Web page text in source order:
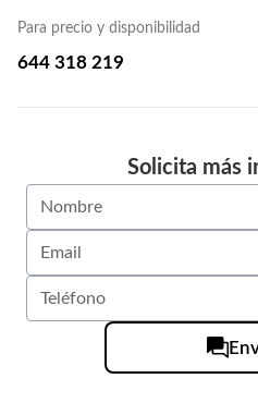
Para precio y disponibilidad
644 318 219
Solicita más